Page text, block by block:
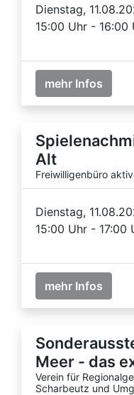
Dienstag,
15:00 Uhr - 16:00
mehr Infos
Alt
Freiwilligenbüro
Dienstag,
15:00 Uhr - 17:00
mehr Infos
Meer - das
Verein für
Scharbeutz und